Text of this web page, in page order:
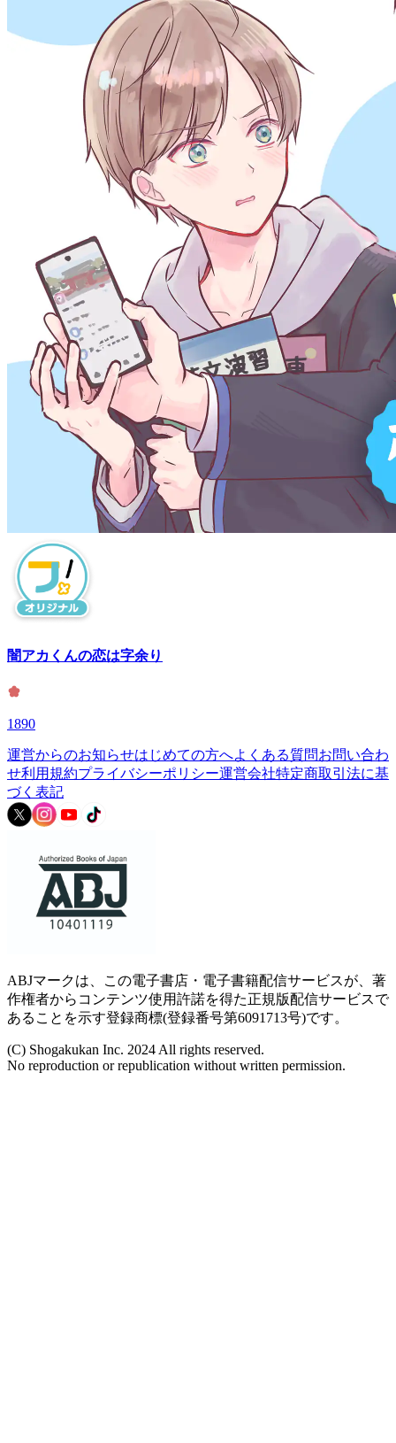
闇アカくんの恋は字余り
1890
運営からのお知らせはじめての方へよくある質問お問い合わ
せ利用規約プライバシーポリシー運営会社特定商取引法に基
づく表記
ABJマークは、この電子書店・電子書籍配信サービスが、著
作権者からコンテンツ使用許諾を得た正規版配信サービスで
あることを示す登録商標(登録番号第6091713号)です。
(C) Shogakukan Inc. 2024 All rights reserved.
No reproduction or republication without written permission.